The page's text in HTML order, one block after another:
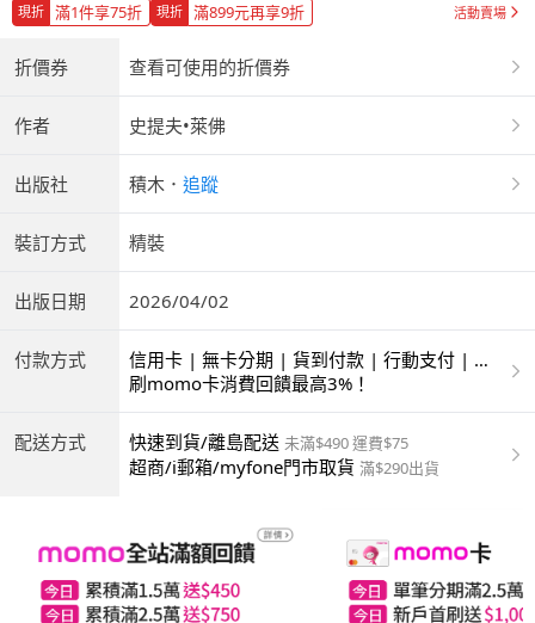
現折 滿1件享75折 現折 滿899元再享9折 活動賣場
折價券 查看可使用的折價券
作者 史提夫•萊佛
出版社 積木 ． 追蹤
裝訂方式 精裝
出版日期 2026/04/02
付款方式
信用卡 | 無卡分期 | 貨到付款 | 行動支付 | 超
商付款 | ATM | 銀聯卡
刷momo卡消費回饋最高3%！
配送方式 快速到貨/離島配送 未滿$490 運費$75
超商/i郵箱/myfone門市取貨 滿$290出貨